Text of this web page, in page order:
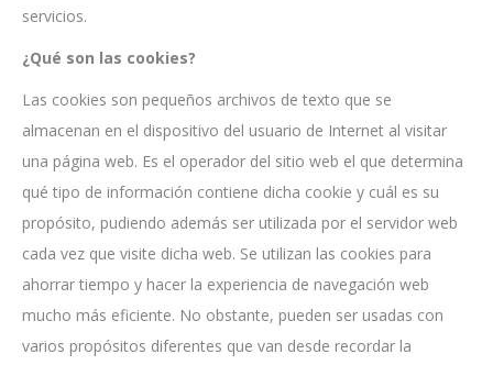
servicios.
¿Qué son las cookies?
Las cookies son pequeños archivos de texto que se
almacenan en el dispositivo del usuario de Internet al visitar
una página web. Es el operador del sitio web el que determina
qué tipo de información contiene dicha cookie y cuál es su
propósito, pudiendo además ser utilizada por el servidor web
cada vez que visite dicha web. Se utilizan las cookies para
ahorrar tiempo y hacer la experiencia de navegación web
mucho más eficiente. No obstante, pueden ser usadas con
varios propósitos diferentes que van desde recordar la